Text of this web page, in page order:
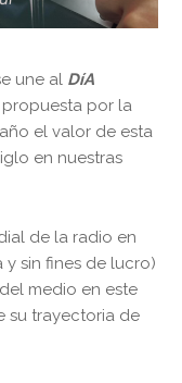
une al DíA
por la
el valor de esta
en nuestras
de la radio en
sin fines de lucro)
medio en este
su trayectoria de